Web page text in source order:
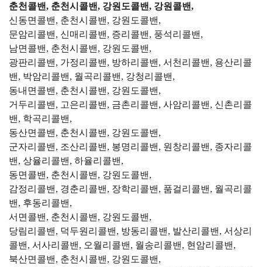
춘천콜밴, 춘천시콜밴, 강원도콜밴, 강원콜밴,
신동면콜밴, 춘천시콜밴, 강원도콜밴,
문암리콜밴, 신매리콜밴, 증리콜밴, 풍석리콜밴,
남면콜밴, 춘천시콜밴, 강원도콜밴,
광판리콜밴, 가정리콜밴, 방하리콜밴, 서천리콜밴, 용산리콜
밴, 박암리콜밴, 월곡리콜밴, 강청리콜밴,
동내면콜밴, 춘천시콜밴, 강원도콜밴,
거두리콜밴, 고은리콜밴, 금촌리콜밴, 사암리콜밴, 신촌리콜
밴, 학곡리콜밴,
동산면콜밴, 춘천시콜밴, 강원도콜밴,
군자리콜밴, 조산리콜밴, 봉명리콜밴, 원창리콜밴, 종자리콜
밴, 상율리콜밴, 하율리콜밴,
동면콜밴, 춘천시콜밴, 강원도콜밴,
감정리콜밴, 경춘리콜밴, 장학리콜밴, 품걸리콜밴, 월곡리콜
밴, 후동리콜밴,
서면콜밴, 춘천시콜밴, 강원도콜밴,
당림리콜밴, 덕두원리콜밴, 방동리콜밴, 발산리콜밴, 서상리
콜밴, 서사리콜밴, 오월리콜밴, 월송리콜밴, 현암리콜밴,
북산면콜밴, 춘천시콜밴, 강원도콜밴,